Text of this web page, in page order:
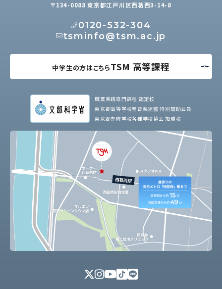
〒134-0088 東京都江戸川区西葛西3-14-8
0120-532-304
tsminfo@tsm.ac.jp
中学生の方はこちらTSM 高等課程
職業実践専門課程 認定校
東京都高等学校軽音楽連盟 特別賛助会員
東京都専修学校各種学校協会 加盟校